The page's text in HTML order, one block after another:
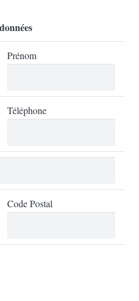
Prénom
Téléphone
Code Postal